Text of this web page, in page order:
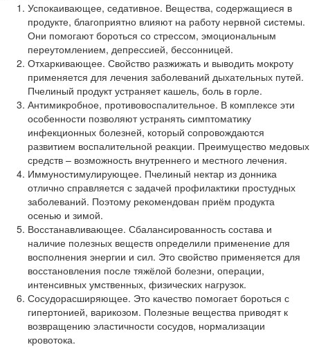
Успокаивающее, седативное. Вещества, содержащиеся в
продукте, благоприятно влияют на работу нервной системы.
Они помогают бороться со стрессом, эмоциональным
переутомлением, депрессией, бессонницей.
Отхаркивающее. Свойство разжижать и выводить мокроту
применяется для лечения заболеваний дыхательных путей.
Пчелиный продукт устраняет кашель, боль в горле.
Антимикробное, противовоспалительное. В комплексе эти
особенности позволяют устранять симптоматику
инфекционных болезней, который сопровождаются
развитием воспалительной реакции. Преимущество медовых
средств – возможность внутреннего и местного лечения.
Иммуностимулирующее. Пчелиный нектар из донника
отлично справляется с задачей профилактики простудных
заболеваний. Поэтому рекомендован приём продукта
осенью и зимой.
Восстанавливающее. Сбалансированность состава и
наличие полезных веществ определили применение для
восполнения энергии и сил. Это свойство применяется для
восстановления после тяжёлой болезни, операции,
интенсивных умственных, физических нагрузок.
Сосудорасширяющее. Это качество помогает бороться с
гипертонией, варикозом. Полезные вещества приводят к
возвращению эластичности сосудов, нормализации
кровотока.